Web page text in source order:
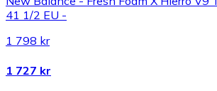
41 1/2 EU -
1 798 kr
1 727 kr